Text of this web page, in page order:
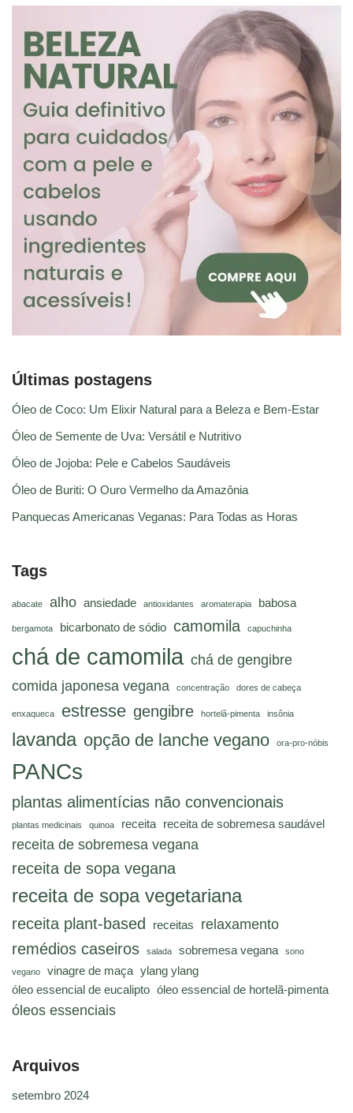
Últimas postagens
Óleo de Coco: Um Elixir Natural para a Beleza e Bem-Estar
Óleo de Semente de Uva: Versátil e Nutritivo
Óleo de Jojoba: Pele e Cabelos Saudáveis
Óleo de Buriti: O Ouro Vermelho da Amazônia
Panquecas Americanas Veganas: Para Todas as Horas
Tags
abacate alho ansiedade antioxidantes aromaterapia babosa
bergamota bicarbonato de sódio camomila capuchinha
chá de camomila chá de gengibre
comida japonesa vegana
concentração dores de cabeça
enxaqueca estresse gengibre hortelã-pimenta insônia
lavanda opção de lanche vegano ora-pro-nóbis
PANCs
plantas alimentícias não convencionais
plantas medicinais quinoa receita receita de sobremesa saudável
receita de sobremesa vegana
receita de sopa vegana
receita de sopa vegetariana
receita plant-based receitas relaxamento
remédios caseiros salada sobremesa vegana sono
vegano vinagre de maça ylang ylang
óleo essencial de eucalipto óleo essencial de hortelã-pimenta
óleos essenciais
Arquivos
setembro 2024